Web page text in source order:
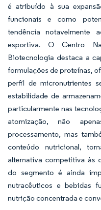
é atribuído à sua
funcionais e como
tendência notavelmente
esportiva. O Centro
Biotecnologia destaca a
formulações de proteínas,
perfil de micronutrientes
estabilidade de
particularmente nas
atomização, não
processamento, mas
conteúdo nutricional,
alternativa competitiva às
do segmento é ainda
nutracêuticos e bebidas
nutrição concentrada e